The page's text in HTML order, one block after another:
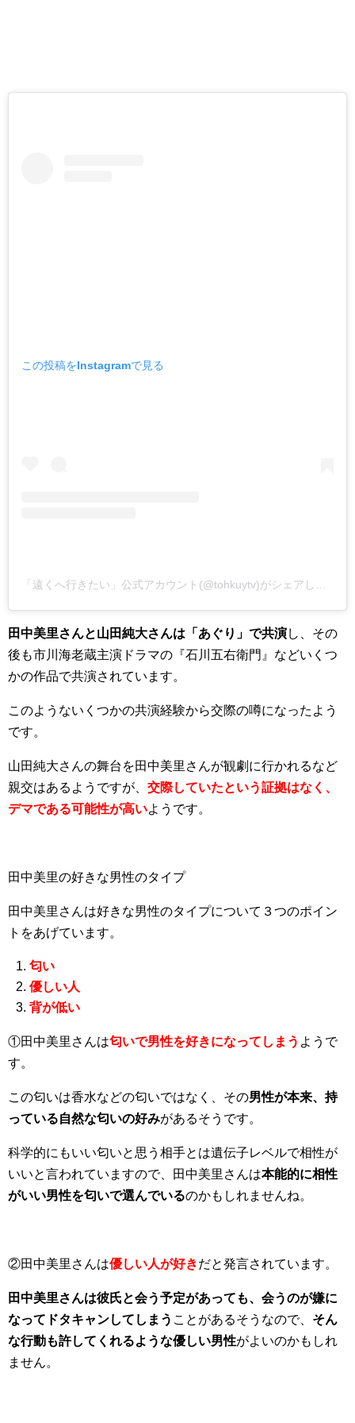
この投稿をInstagramで見る
「遠くへ行きたい」公式アカウント(@tohkuytv)がシェアした投稿
田中美里さんと山田純大さんは「あぐり」で共演し、その
後も市川海老蔵主演ドラマの『石川五右衛門』などいくつ
かの作品で共演されています。
このようないくつかの共演経験から交際の噂になったよう
です。
山田純大さんの舞台を田中美里さんが観劇に行かれるなど
親交はあるようですが、 交際していたという証拠はなく、
デマである可能性が高いようです。
田中美里の好きな男性のタイプ
田中美里さんは好きな男性のタイプについて３つのポイン
トをあげています。
匂い
優しい人
背が低い
①田中美里さんは匂いで男性を好きになってしまう ようで
す。
この匂いは香水などの匂いではなく、その男性が本来、持
っている自然な匂いの好みがあるそうです。
科学的にもいい匂いと思う相手とは遺伝子レベルで相性が
いいと言われていますので、田中美里さんは本能的に相性
がいい男性を匂いで選んでいるのかもしれませんね。
②田中美里さんは優しい人が好きだと発言されています。
田中美里さんは彼氏と会う予定があっても、会うのが嫌に
なってドタキャンしてしまう ことがあるそうなので、 そん
な行動も許してくれるような優しい男性がよいのかもしれ
ません。